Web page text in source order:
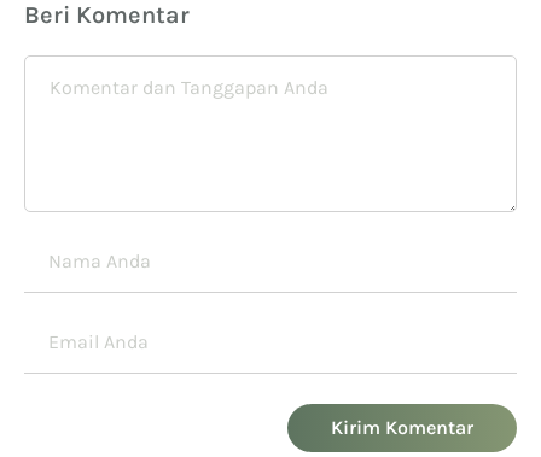
Beri Komentar
Kirim Komentar